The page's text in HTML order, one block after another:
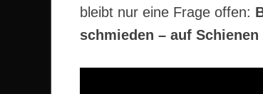
bleibt nur eine Frage offen:
schmieden – auf